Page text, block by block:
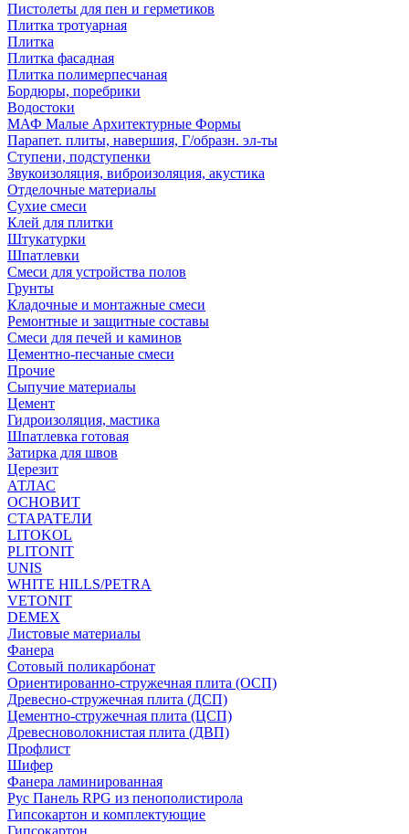
Пистолеты для пен и герметиков
Плитка тротуарная
Плитка
Плитка фасадная
Плитка полимерпесчаная
Бордюры, поребрики
Водостоки
МАФ Малые Архитектурные Формы
Парапет. плиты, навершия, Г/образн. эл-ты
Ступени, подступенки
Звукоизоляция, виброизоляция, акустика
Отделочные материалы
Сухие смеси
Клей для плитки
Штукатурки
Шпатлевки
Смеси для устройства полов
Грунты
Кладочные и монтажные смеси
Ремонтные и защитные составы
Смеси для печей и каминов
Цементно-песчаные смеси
Прочие
Сыпучие материалы
Цемент
Гидроизоляция, мастика
Шпатлевка готовая
Затирка для швов
Церезит
АТЛАС
ОСНОВИТ
СТАРАТЕЛИ
LITOKOL
PLITONIT
UNIS
WHITE HILLS/PETRA
VETONIT
DEMEX
Листовые материалы
Фанера
Сотовый поликарбонат
Ориентированно-стружечная плита (ОСП)
Древесно-стружечная плита (ДСП)
Цементно-стружечная плита (ЦСП)
Древесноволокнистая плита (ДВП)
Профлист
Шифер
Фанера ламинированная
Рус Панель RPG из пенополистирола
Гипсокартон и комплектующие
Гипсокартон